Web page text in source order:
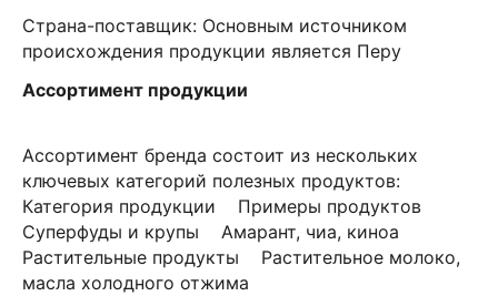
Страна-поставщик: Основным источником
происхождения продукции является Перу
Ассортимент продукции
Ассортимент бренда состоит из нескольких
ключевых категорий полезных продуктов:
Категория продукции Примеры продуктов
Суперфуды и крупы Амарант, чиа, киноа
Растительные продукты Растительное молоко,
масла холодного отжима